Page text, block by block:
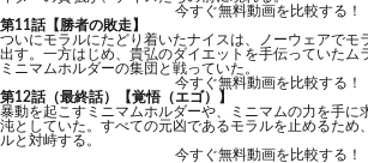
今すぐ無料動画を比較する！
第11話【勝者の敗走】
ついにモラルにたどり着いたナイスは、ノーウェアでモ
出す。一方はじめ、貴弘のダイエットを手伝っていたム
ミニマムホルダーの集団と戦っていた。
今すぐ無料動画を比較する！
第12話（最終話）【覚悟（エゴ）】
暴動を起こすミニマムホルダーや、ミニマムの力を手に
沌としていた。すべての元凶であるモラルを止めるため
ルと対峙する。
今すぐ無料動画を比較する！